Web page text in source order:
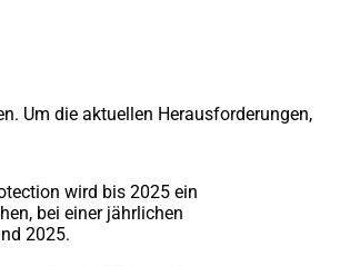
Um die aktuellen Herausforderungen,
wird bis 2025 ein
bei einer jährlichen
2025.